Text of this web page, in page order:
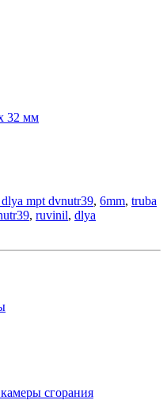
32 мм
mpt dvnutr39, 6mm, truba
, ruvinil, dlya
сгорания